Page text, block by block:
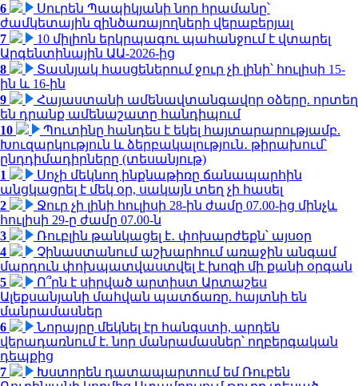
6
Սուրեն Պապիկյանի նոր հրամանը՝
ժամկետային զինծառայողների վերաբերյալ
7
10 միլիոն երկրպագու պահանջում է վտարել
Արգենտինային ԱԱ-2026-ից
8
Տասնյակ հասցեներում ջուր չի լինի՝ հուլիսի 15-
ին և 16-ին
9
Հայաստանի ամենավտանգավոր օձերը. որտեղ
են դրանք ամենաշատը հանդիպում
10
Պուտինը հանդես է եկել հայտարարությամբ.
Խուզարկություն և ձերբակալություն․ թիրախում՝
ընդդիմադիրները (տեսանյութ)
1
Սոչի մեկնող ինքնաթիռը ճանապարհին
անցկացրել է մեկ օր, սակայն տեղ չի հասել
2
Ջուր չի լինի հուլիսի 28-ին ժամը 07.00-ից մինչև
հուլիսի 29-ը ժամը 07.00-ն
3
Ռուբլին թանկացել է․ փոխարժեքն՝ այսօր
4
Չինաստանում աշխարհում առաջին անգամ
մարդուն փոխպատվաստվել է խոզի մի քանի օրգան
5
Ո՞րն է սիրված արտիստ Արտաշես
Ալեքսանյանի մահվան պատճառը. հայտնի են
մանրամասներ
6
Նորայրը մեկնել էր հանգստի, արդեն
վերադառնում է. նոր մանրամասներ՝ ողբերգական
դեպքից
7
Խստորեն դատապարտում եմ Ռուբեն